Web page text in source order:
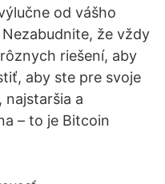
od vášho
že vždy
riešení, aby
aby ste pre svoje
najstaršia a
– to je Bitcoin